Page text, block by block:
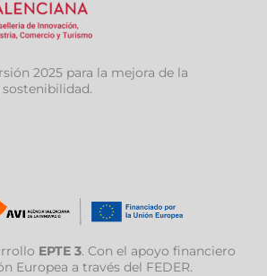
2025 para la mejora de la
EPTE 3. Con el apoyo financiero
Europea a través del FEDER.